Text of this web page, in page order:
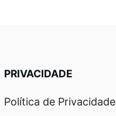
PRIVACIDADE
Política de Privacidade